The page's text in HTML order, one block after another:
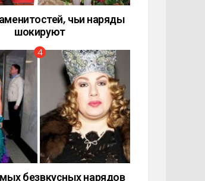
чьи наряды
шокируют
безвкусных нарядов